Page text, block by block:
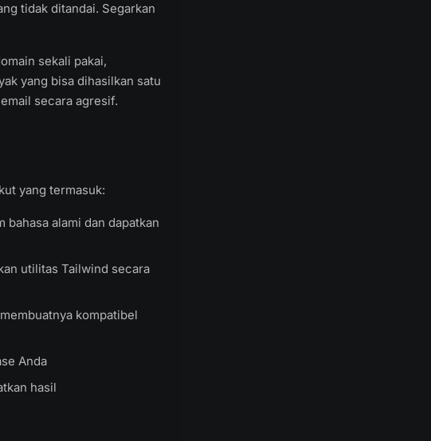
tidak ditandai. Segarkan
sekali pakai,
yang bisa dihasilkan satu
secara agresif.
yang termasuk:
alami dan dapatkan
utilitas Tailwind secara
kompatibel
Anda
hasil